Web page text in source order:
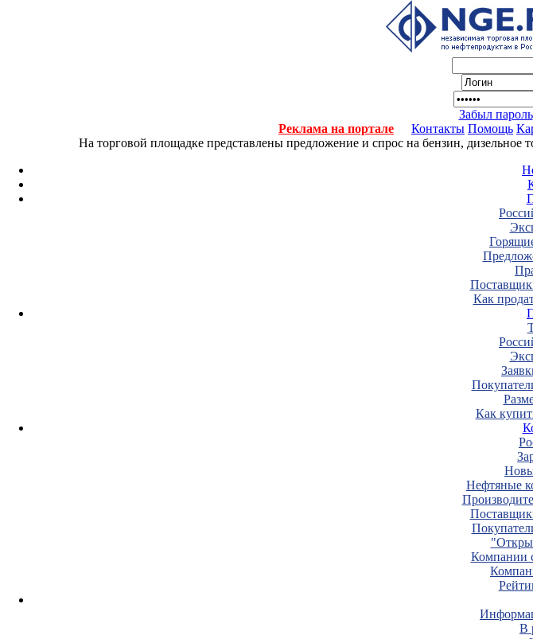
Забыл пароль
Реклама на портале
Контакты Помощь
На торговой площадке представлены предложение и спрос на бензин,
Как
Как
Нефтяные
Компании
В